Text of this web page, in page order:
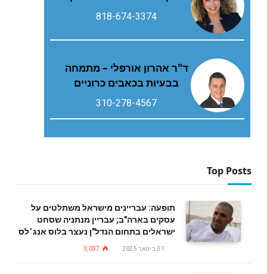
818-674-3374
ד"ר אהרון אורפלי – מתמחה
בבעיות בכאבים כרוניים
310-278-4567
Top Posts
תופעה: עבריינים מישראל משתלטים על
עסקים בארה"ב; עבריין מנתניה שסחט
ישראלים בתחום הנדל"ן נעצר בלוס אנג׳לס
31 בינואר 2025 3,037